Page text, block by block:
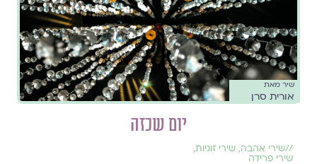
שיר מאת
אורית סרן
יום שכזה
//שירי אהבה, שירי זוגיות,
שירי פרידה